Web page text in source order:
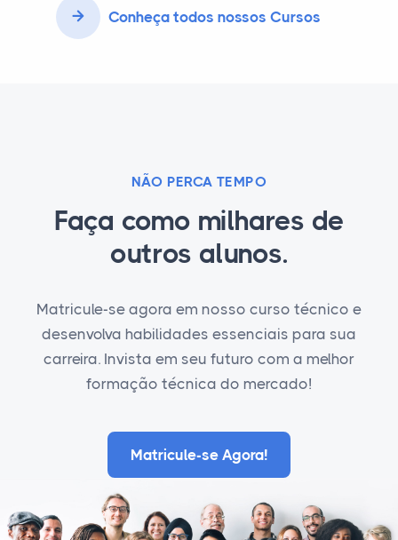
Conheça todos nossos Cursos
NÃO PERCA TEMPO
Faça como milhares de
outros alunos.
Matricule-se agora em nosso curso técnico e
desenvolva habilidades essenciais para sua
carreira. Invista em seu futuro com a melhor
formação técnica do mercado!
Matricule-se Agora!